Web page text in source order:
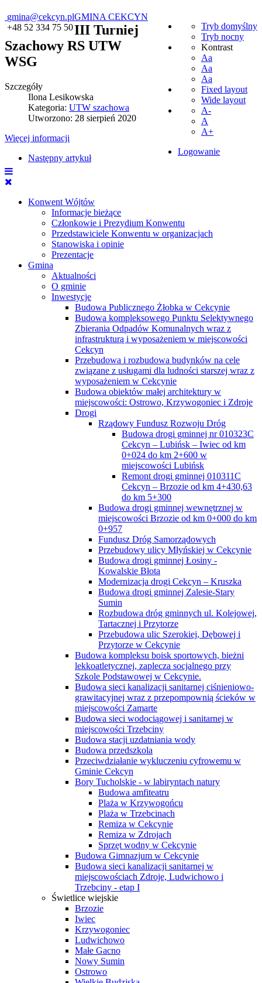
gmina@cekcyn.pl
+48 52 334 75 50
Tryb domyślny
Tryb nocny
Kontrast
Aa
Aa
Aa
Fixed layout
Wide layout
A-
A
A+
Logowanie
GMINA CEKCYN
Konwent Wójtów
Informacje bieżące
Członkowie i Prezydium Konwentu
Przedstawiciele Konwentu w organizacjach
Stanowiska i opinie
Prezentacje
Gmina
Aktualności
O gminie
Inwestycje
Budowa Publicznego Żłobka w Cekcynie
Budowa kompleksowego Punktu Selektywnego
Zbierania Odpadów Komunalnych wraz z
infrastrukturą i wyposażeniem w miejscowości
Cekcyn
Przebudowa i rozbudowa budynków na cele
związane z usługami dla ludności starszej wraz z
wyposażeniem w Cekcynie
Budowa obiektów małej architektury w
miejscowości: Ostrowo, Krzywogoniec i Zdroje
Drogi
Rządowy Fundusz Rozwoju Dróg
Budowa drogi gminnej nr 010323C
Cekcyn – Lubińsk – Iwiec od km
0+024 do km 2+600 w
miejscowości Lubińsk
Remont drogi gminnej 010311C
Cekcyn – Brzozie od km 4+430,63
do km 5+300
Budowa drogi gminnej wewnętrznej w
miejscowości Brzozie od km 0+000 do km
0+957
Fundusz Dróg Samorządowych
Przebudowy ulicy Młyńskiej w Cekcynie
Budowa drogi gminnej Łosiny -
Kowalskie Błota
Modernizacja drogi Cekcyn – Kruszka
Budowa drogi gminnej Zalesie-Stary
Sumin
Rozbudowa dróg gminnych ul. Kolejowej,
Tartacznej i Przytorze
Przebudowa ulic Szerokiej, Dębowej i
Przytorze w Cekcynie
Budowa kompleksu boisk sportowych, bieżni
lekkoatletycznej, zaplecza socjalnego przy
Szkole Podstawowej w Cekcynie.
Budowa sieci kanalizacji sanitarnej ciśnieniowo-
grawitacyjnej wraz z przepompownią ścieków w
miejscowości Zamarte
Budowa sieci wodociągowej i sanitarnej w
miejscowości Trzebciny
Budowa stacji uzdatniania wody
Budowa przedszkola
Przeciwdziałanie wykluczeniu cyfrowemu w
Gminie Cekcyn
Bory Tucholskie - w labiryntach natury
Budowa amfiteatru
Plaża w Krzywogońcu
Plaża w Trzebcinach
Remiza w Cekcynie
Remiza w Zdrojach
Sprzęt wodny w Cekcynie
Budowa Gimnazjum w Cekcynie
Budowa sieci kanalizacji sanitarnej w
miejscowościach Zdroje, Ludwichowo i
Trzebciny - etap I
Świetlice wiejskie
Brzozie
Iwiec
Krzywogoniec
Ludwichowo
Małe Gacno
Nowy Sumin
Ostrowo
III Turniej
Szachowy RS UTW
WSG
Szczegóły
Ilona Lesikowska
Kategoria: UTW szachowa
Utworzono: 28 sierpień 2020
Więcej informacji
Następny artykuł